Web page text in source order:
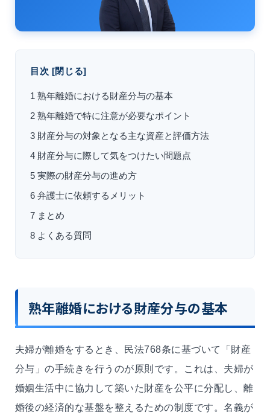
目次 [閉じる]
1 熟年離婚における財産分与の基本
2 熟年離婚で特に注意が必要なポイント
3 財産分与の対象となる主な資産と評価方法
4 財産分与に際して気をつけたい問題点
5 実際の財産分与の進め方
6 弁護士に依頼するメリット
7 まとめ
8 よくある質問
熟年離婚における財産分与の基本
夫婦が離婚をするとき、民法768条に基づいて「財産
分与」の手続きを行うのが原則です。これは、夫婦が
婚姻生活中に協力して築いた財産を公平に分配し、離
婚後の経済的な基盤を整えるための制度です。名義が